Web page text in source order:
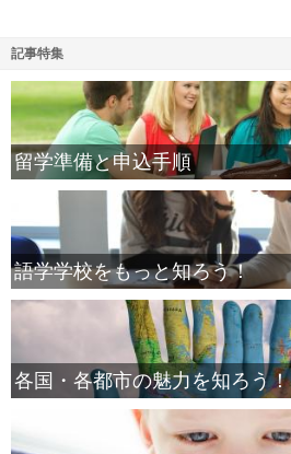
記事特集
留学準備と申込手順
語学学校をもっと知ろう！
各国・各都市の魅力を知ろう！